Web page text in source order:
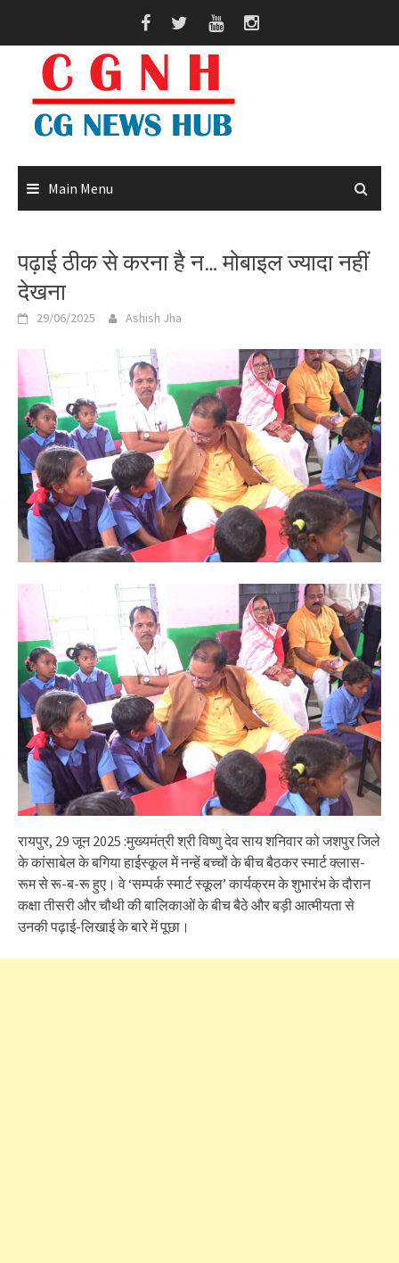
content
Main Menu
पढ़ाई ठीक से करना है न… मोबाइल ज्यादा नहीं
देखना
29/06/2025 Ashish Jha
रायपुर, 29 जून 2025 :मुख्यमंत्री श्री विष्णु देव साय शनिवार को जशपुर जिले
के कांसाबेल के बगिया हाईस्कूल में नन्हें बच्चों के बीच बैठकर स्मार्ट क्लास-
रूम से रू-ब-रू हुए। वे ‘सम्पर्क स्मार्ट स्कूल’ कार्यक्रम के शुभारंभ के दौरान
कक्षा तीसरी और चौथी की बालिकाओं के बीच बैठे और बड़ी आत्मीयता से
उनकी पढ़ाई-लिखाई के बारे में पूछा।